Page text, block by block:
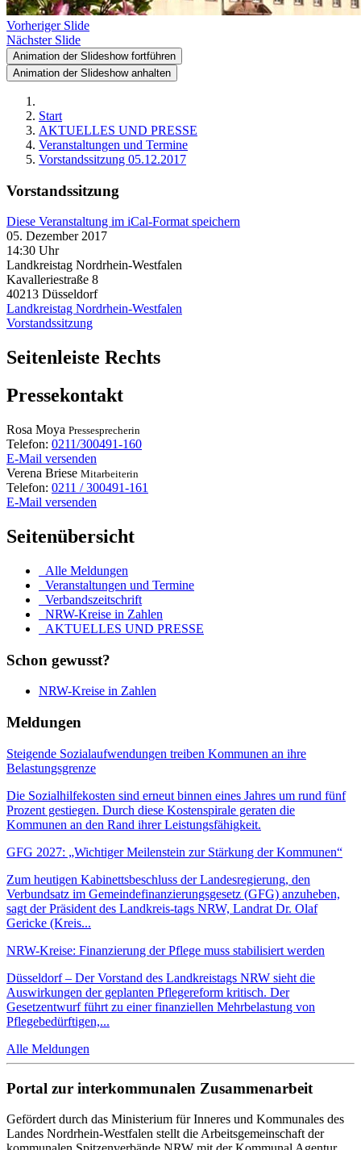
Vorheriger Slide
Nächster Slide
Animation der Slideshow fortführen
Animation der Slideshow anhalten
Start
AKTUELLES UND PRESSE
Veranstaltungen und Termine
Vorstandssitzung 05.12.2017
Vorstandssitzung
Diese Veranstaltung im iCal-Format speichern
05. Dezember 2017
14:30 Uhr
Landkreistag Nordrhein-Westfalen
Kavalleriestraße 8
40213 Düsseldorf
Landkreistag Nordrhein-Westfalen
Vorstandssitzung
Seitenleiste Rechts
Pressekontakt
Rosa Moya Pressesprecherin
Telefon: 0211/300491-160
E-Mail versenden
Verena Briese Mitarbeiterin
Telefon: 0211 / 300491-161
E-Mail versenden
Seitenübersicht
Alle Meldungen
Veranstaltungen und Termine
Verbandszeitschrift
NRW-Kreise in Zahlen
AKTUELLES UND PRESSE
Schon gewusst?
NRW-Kreise in Zahlen
Meldungen
Steigende Sozialaufwendungen treiben Kommunen an ihre
Belastungsgrenze
Die Sozialhilfekosten sind erneut binnen eines Jahres um rund fünf
Prozent gestiegen. Durch diese Kostenspirale geraten die
Kommunen an den Rand ihrer Leistungsfähigkeit.
GFG 2027: „Wichtiger Meilenstein zur Stärkung der Kommunen“
Zum heutigen Kabinettsbeschluss der Landesregierung, den
Verbundsatz im Gemeindefinanzierungsgesetz (GFG) anzuheben,
sagt der Präsident des Landkreis-tags NRW, Landrat Dr. Olaf
Gericke (Kreis...
NRW-Kreise: Finanzierung der Pflege muss stabilisiert werden
Düsseldorf – Der Vorstand des Landkreistags NRW sieht die
Auswirkungen der geplanten Pflegereform kritisch. Der
Gesetzentwurf führt zu einer finanziellen Mehrbelastung von
Pflegebedürftigen,...
Alle Meldungen
Portal zur interkommunalen Zusammenarbeit
Gefördert durch das Ministerium für Inneres und Kommunales des
Landes Nordrhein-Westfalen stellt die Arbeitsgemeinschaft der